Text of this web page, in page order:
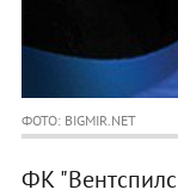
ФОТО: BIGMIR.NET
ФК